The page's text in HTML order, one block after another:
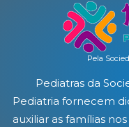
Pela
Pediatras da
Pediatria fornecem
auxiliar as famílias